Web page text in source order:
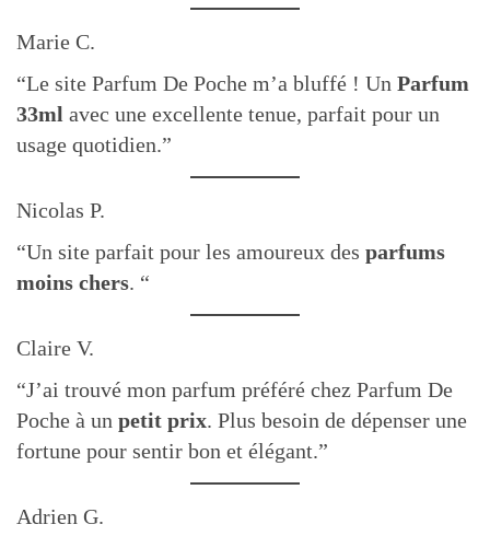
Marie C.
“Le site Parfum De Poche m’a bluffé ! Un Parfum
33ml avec une excellente tenue, parfait pour un
usage quotidien.”
Nicolas P.
“Un site parfait pour les amoureux des parfums
moins chers. “
Claire V.
“J’ai trouvé mon parfum préféré chez Parfum De
Poche à un petit prix. Plus besoin de dépenser une
fortune pour sentir bon et élégant.”
Adrien G.